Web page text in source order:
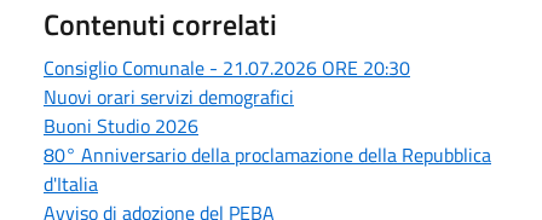
Contenuti correlati
Consiglio Comunale - 21.07.2026 ORE 20:30
Nuovi orari servizi demografici
Buoni Studio 2026
80° Anniversario della proclamazione della Repubblica
d'Italia
Avviso di adozione del PEBA